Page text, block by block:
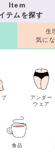
Item
テムを探す
プ
アンダー
ウェア
食品
生
気に